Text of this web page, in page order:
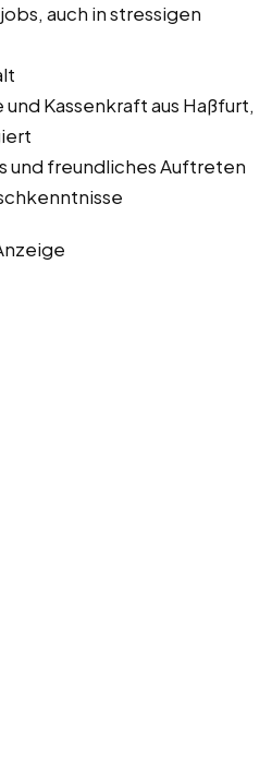
auch in stressigen
und Kassenkraft aus Haßfurt,
und freundliches Auftreten